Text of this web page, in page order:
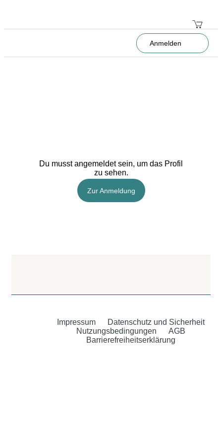
Anmelden
Du musst angemeldet sein, um das Profil
zu sehen.
Zur Anmeldung
Impressum
Datenschutz und Sicherheit
Nutzungsbedingungen
AGB
Barrierefreiheitserklärung